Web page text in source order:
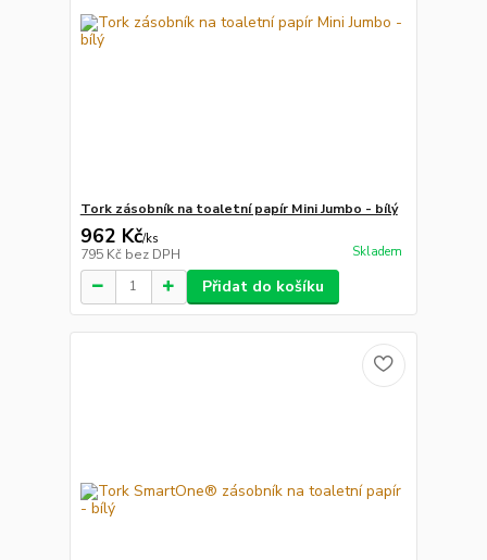
Tork zásobník na toaletní papír Mini Jumbo - bílý
962 Kč/ks
795 Kč bez DPH Skladem
Přidat do košíku